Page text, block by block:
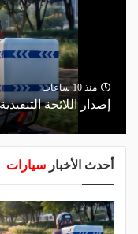
منذ 10 ساعات
إصدار اللائحة
أحدث الأخبار سيارات